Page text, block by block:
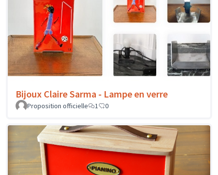
Bijoux Claire Sarma - Lampe en verre
Proposition officielle 1 0